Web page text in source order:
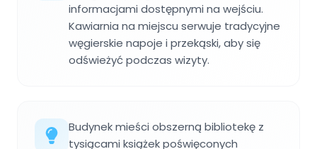
informacjami dostępnymi na wejściu.
Kawiarnia na miejscu serwuje tradycyjne
węgierskie napoje i przekąski, aby się
odświeżyć podczas wizyty.
Budynek mieści obszerną bibliotekę z
tysiącami książek poświęconych